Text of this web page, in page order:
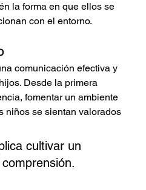
la forma en que ellos se
con el entorno.
comunicación efectiva y
Desde la primera
fomentar un ambiente
niños se sientan valorados
cultivar un